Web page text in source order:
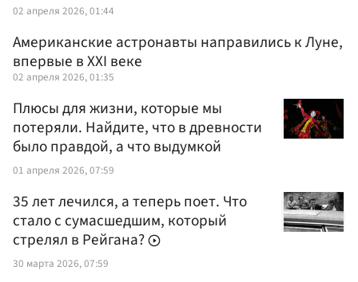
02 апреля 2026, 01:44
Американские астронавты направились к Луне,
впервые в XXI веке
02 апреля 2026, 01:35
Плюсы для жизни, которые мы
потеряли. Найдите, что в древности
было правдой, а что выдумкой
01 апреля 2026, 07:59
35 лет лечился, а теперь поет. Что
стало с сумасшедшим, который
стрелял в Рейгана?
30 марта 2026, 07:59